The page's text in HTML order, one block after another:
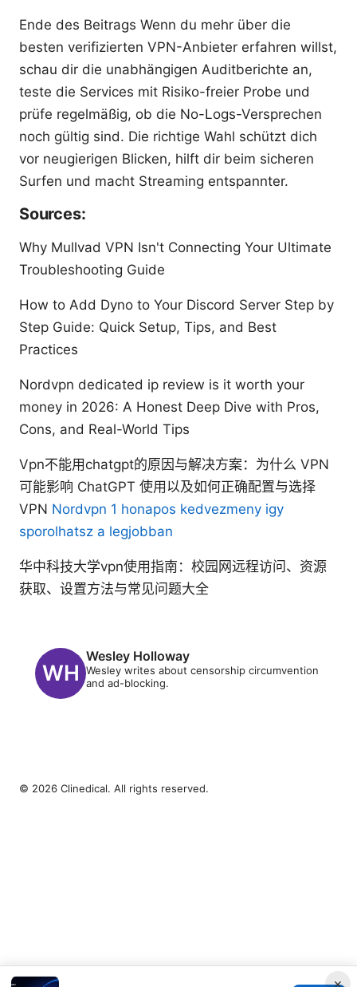
Ende des Beitrags Wenn du mehr über die
besten verifizierten VPN-Anbieter erfahren willst,
schau dir die unabhängigen Auditberichte an,
teste die Services mit Risiko-freier Probe und
prüfe regelmäßig, ob die No-Logs-Versprechen
noch gültig sind. Die richtige Wahl schützt dich
vor neugierigen Blicken, hilft dir beim sicheren
Surfen und macht Streaming entspannter.
Sources:
Why Mullvad VPN Isn't Connecting Your Ultimate
Troubleshooting Guide
How to Add Dyno to Your Discord Server Step by
Step Guide: Quick Setup, Tips, and Best
Practices
Nordvpn dedicated ip review is it worth your
money in 2026: A Honest Deep Dive with Pros,
Cons, and Real-World Tips
Vpn不能用chatgpt的原因与解决方案：为什么 VPN
可能影响 ChatGPT 使用以及如何正确配置与选择
VPN Nordvpn 1 honapos kedvezmeny igy
sporolhatsz a legjobban
华中科技大学vpn使用指南：校园网远程访问、资源
获取、设置方法与常见问题大全
Wesley Holloway
Wesley writes about censorship circumvention
and ad-blocking.
×
© 2026 Clinedical. All rights reserved.